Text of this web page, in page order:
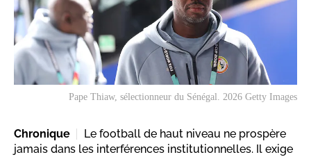
Pape Thiaw, sélectionneur du Sénégal. 2026 Getty Images
Chronique
Le football de haut niveau ne prospère
jamais dans les interférences institutionnelles. Il exige